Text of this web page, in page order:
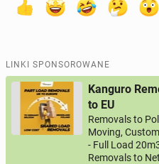
LINKI SPONSOROWANE
Kanguro
to EU
Removals to
Moving,
- Full Load
Removals to